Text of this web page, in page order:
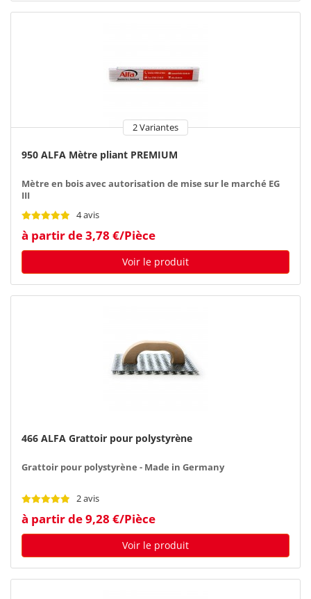
2 Variantes
950 ALFA Mètre pliant PREMIUM
Mètre en bois avec autorisation de mise sur le marché EG
III
4 avis
à partir de 3,78 €/Pièce
Voir le produit
466 ALFA Grattoir pour polystyrène
Grattoir pour polystyrène - Made in Germany
2 avis
à partir de 9,28 €/Pièce
Voir le produit